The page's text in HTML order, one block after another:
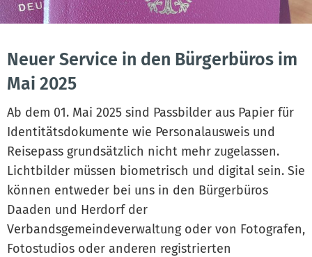
Neuer Service in den Bürgerbüros im
Mai 2025
Ab dem 01. Mai 2025 sind Passbilder aus Papier für
Identitätsdokumente wie Personalausweis und
Reisepass grundsätzlich nicht mehr zugelassen.
Lichtbilder müssen biometrisch und digital sein. Sie
können entweder bei uns in den Bürgerbüros
Daaden und Herdorf der
Verbandsgemeindeverwaltung oder von Fotografen,
Fotostudios oder anderen registrierten